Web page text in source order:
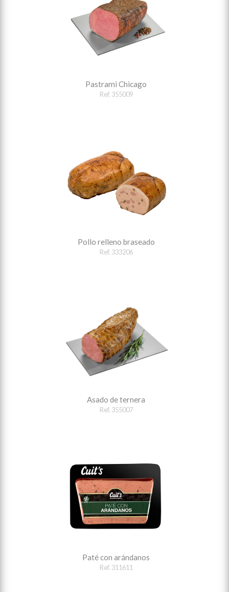
Pastrami Chicago
Ref. 355009
Pollo relleno braseado
Ref. 333206
Asado de ternera
Ref. 355007
Paté con arándanos
Ref. 311611